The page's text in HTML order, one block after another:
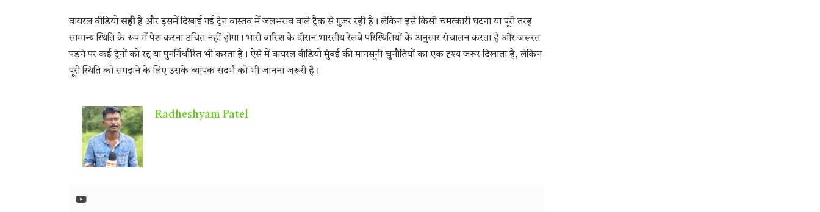
वायरल वीडियोसहीहै और इसमें दिखाई गई ट्रेन वास्तव में जलभराव वाले ट्रैक से गुजर रही है। लेकिन इसे किसी चमत्कारी घटना या पूरी तरह
सामान्य स्थिति के रूप में पेश करना उचित नहीं होगा। भारी बारिश के दौरान भारतीय रेलवे परिस्थितियों के अनुसार संचालन करता है और जरूरत
पड़ने पर कई ट्रेनों को रद्द या पुनर्निर्धारित भी करता है। ऐसे में वायरल वीडियो मुंबई की मानसूनी चुनौतियों का एक दृश्य जरूर दिखाता है, लेकिन
पूरी स्थिति को समझने के लिए उसके व्यापक संदर्भ को भी जानना जरूरी है।
Radheshyam Patel